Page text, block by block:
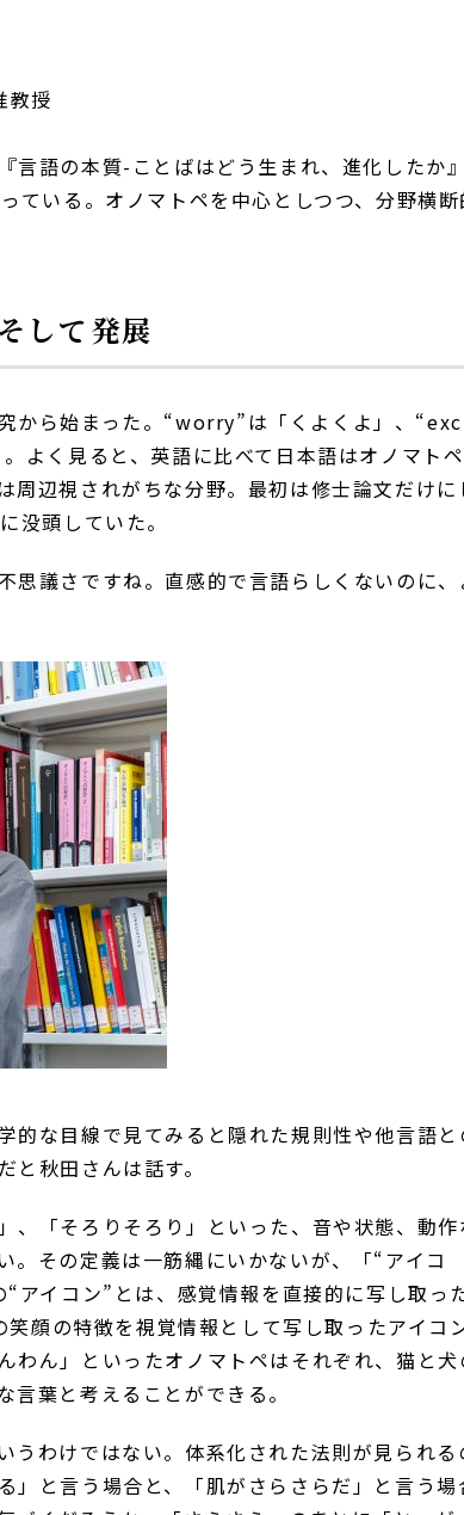
教授
言語の本質-ことばはどう生まれ、進化したか
ている。オノマトペを中心としつつ、分野横
して発展
ら始まった。 “worry”は「くよくよ」、
よく見ると、英語に比べて日本語はオノマト
周辺視されがちな分野。最初は修士論文だけに
没頭していた。
思議さですね。直感的で言語らしくないのに
な目線で見てみると隠れた規則性や他言語と
秋田さんは話す。
「そろりそろり」といった、音や状態、動作
。その定義は一筋縄にいかないが、「“アイコ
アイコン”とは、感覚情報を直接的に写し取っ
笑顔の特徴を視覚情報として写し取ったアイコ
わん」といったオノマトペはそれぞれ、猫と
葉と考えることができる。
わけではない。体系化された法則が見られる
」と言う場合と、「肌がさらさらだ」と言う場